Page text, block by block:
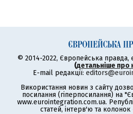
© 2014-2022, Європейська
(детальніше про
E-mail редакції:
Використання новин з сайту
посилання (гіперпосилання) на
www.eurointegration.com.ua.
статей, інтерв'ю та колонок